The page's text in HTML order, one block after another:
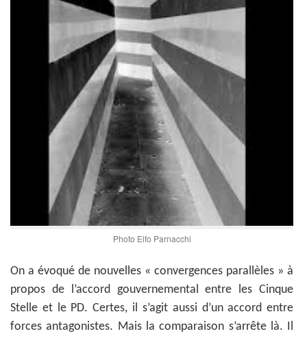
Photo Elfo Parnacchi
On a évoqué de nouvelles « convergences parallèles » à
propos de l’accord gouvernemental entre les Cinque
Stelle et le PD. Certes, il s’agit aussi d’un accord entre
forces antagonistes. Mais la comparaison s’arrête là. Il